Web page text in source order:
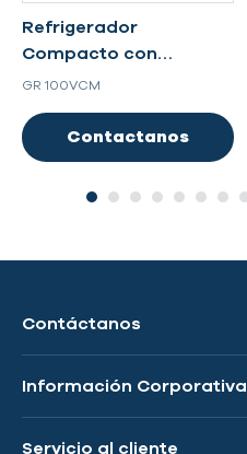
Refrigerador
Compacto con
escarcha 3.5 pies³
GR 100VCM
Contactanos
Contáctanos
Información Corporativa
Servicio al cliente